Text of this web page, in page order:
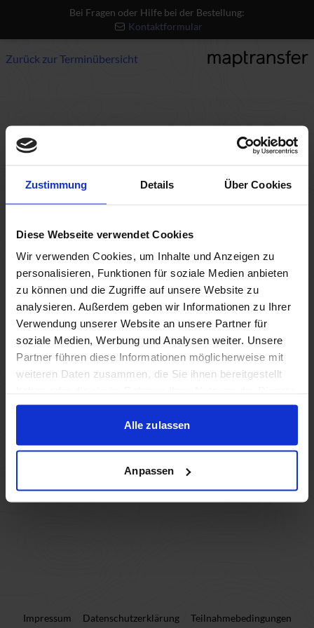
Zustimmung Details Über Cookies
Diese Webseite verwendet Cookies
Wir verwenden Cookies, um Inhalte und Anzeigen zu
personalisieren, Funktionen für soziale Medien anbieten
zu können und die Zugriffe auf unsere Website zu
analysieren. Außerdem geben wir Informationen zu Ihrer
Verwendung unserer Website an unsere Partner für
soziale Medien, Werbung und Analysen weiter. Unsere
Partner führen diese Informationen möglicherweise mit
weiteren Daten zusammen, die Sie ihnen bereitgestellt
gesammelt haben.
Alle zulassen
Anpassen
Bei Fragen oder Hilfe bei der Bestellung:
Kontaktformular
Zurück zur Terminübersicht
Nicht gefunden
Die angeforderte Ressource wurde nicht gefunden.
Impressum Datenschutzerklärung Teilnahmebedingungen